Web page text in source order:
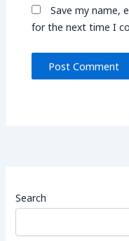
Save my name,
for the next time I
Search